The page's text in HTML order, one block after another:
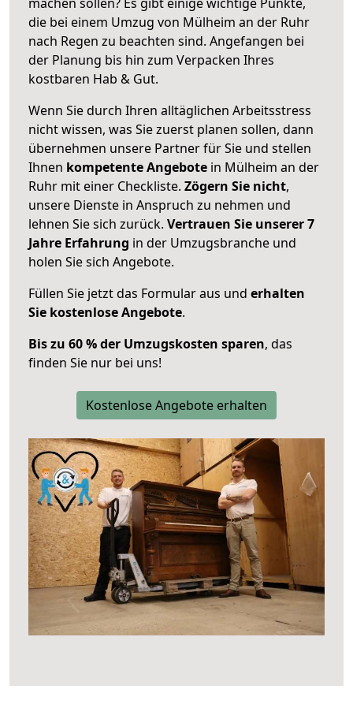
die bei einem Umzug von Mülheim an der Ruhr
nach Regen zu beachten sind. Angefangen bei
der Planung bis hin zum Verpacken Ihres
kostbaren Hab & Gut.
Wenn Sie durch Ihren alltäglichen Arbeitsstress
nicht wissen, was Sie zuerst planen sollen, dann
übernehmen unsere Partner für Sie und stellen
Ihnen kompetente Angebote in Mülheim an der
Ruhr mit einer Checkliste. Zögern Sie nicht,
unsere Dienste in Anspruch zu nehmen und
lehnen Sie sich zurück. Vertrauen Sie unserer 7
Jahre Erfahrung in der Umzugsbranche und
holen Sie sich Angebote.
Füllen Sie jetzt das Formular aus und erhalten
Sie kostenlose Angebote.
Bis zu 60 % der Umzugskosten sparen, das
finden Sie nur bei uns!
Kostenlose Angebote erhalten